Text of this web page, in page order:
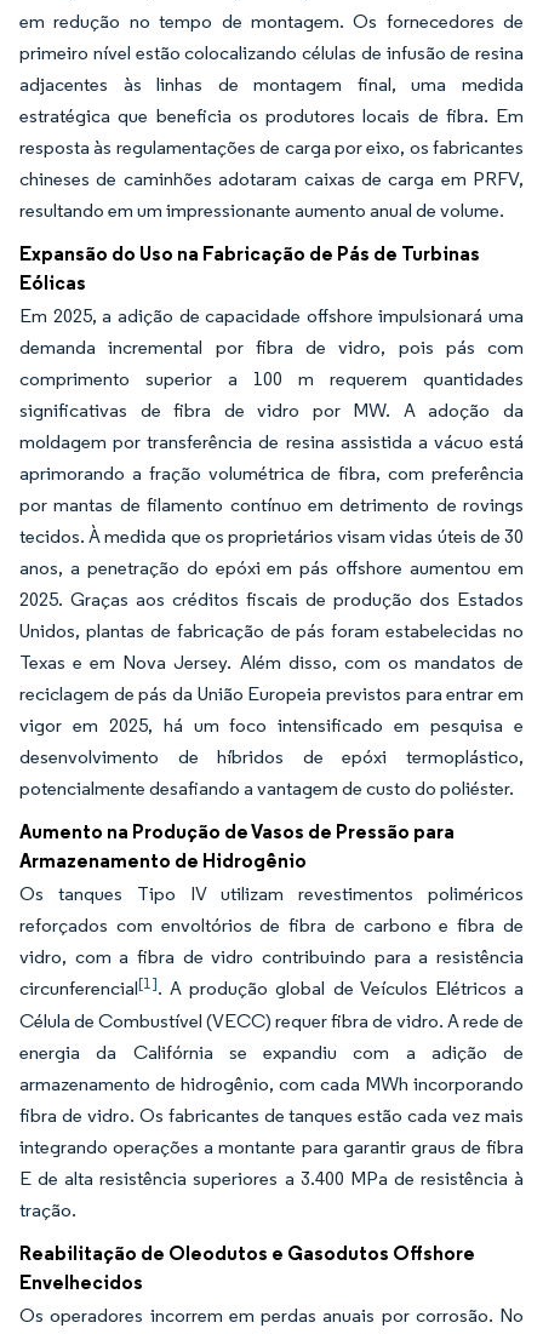
em redução no tempo de montagem. Os fornecedores de
primeiro nível estão colocalizando células de infusão de resina
adjacentes às linhas de montagem final, uma medida
estratégica que beneficia os produtores locais de fibra. Em
resposta às regulamentações de carga por eixo, os fabricantes
chineses de caminhões adotaram caixas de carga em PRFV,
resultando em um impressionante aumento anual de volume.
Expansão do Uso na Fabricação de Pás de Turbinas
Eólicas
Em 2025, a adição de capacidade offshore impulsionará uma
demanda incremental por fibra de vidro, pois pás com
comprimento superior a 100 m requerem quantidades
significativas de fibra de vidro por MW. A adoção da
moldagem por transferência de resina assistida a vácuo está
aprimorando a fração volumétrica de fibra, com preferência
por mantas de filamento contínuo em detrimento de rovings
tecidos. À medida que os proprietários visam vidas úteis de 30
anos, a penetração do epóxi em pás offshore aumentou em
2025. Graças aos créditos fiscais de produção dos Estados
Unidos, plantas de fabricação de pás foram estabelecidas no
Texas e em Nova Jersey. Além disso, com os mandatos de
reciclagem de pás da União Europeia previstos para entrar em
vigor em 2025, há um foco intensificado em pesquisa e
desenvolvimento de híbridos de epóxi termoplástico,
potencialmente desafiando a vantagem de custo do poliéster.
Aumento na Produção de Vasos de Pressão para
Armazenamento de Hidrogênio
Os tanques Tipo IV utilizam revestimentos poliméricos
reforçados com envoltórios de fibra de carbono e fibra de
vidro, com a fibra de vidro contribuindo para a resistência
circunferencial[1]. A produção global de Veículos Elétricos a
Célula de Combustível (VECC) requer fibra de vidro. A rede de
energia da Califórnia se expandiu com a adição de
armazenamento de hidrogênio, com cada MWh incorporando
fibra de vidro. Os fabricantes de tanques estão cada vez mais
integrando operações a montante para garantir graus de fibra
E de alta resistência superiores a 3.400 MPa de resistência à
tração.
Reabilitação de Oleodutos e Gasodutos Offshore
Envelhecidos
Os operadores incorrem em perdas anuais por corrosão. No